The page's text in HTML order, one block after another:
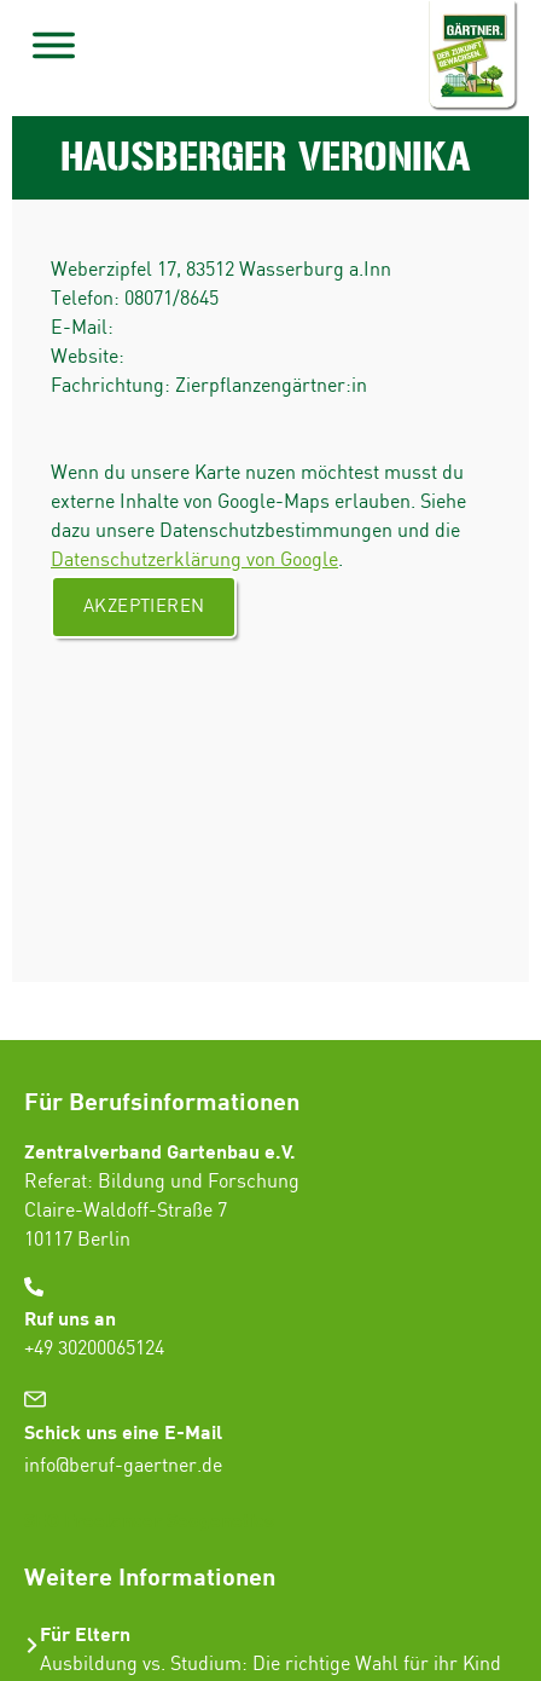
HAUSBERGER VERONIKA
Weberzipfel 17, 83512 Wasserburg a.Inn
Telefon: 08071/8645
E-Mail:
Website:
Fachrichtung: Zierpflanzengärtner:in
Wenn du unsere Karte nuzen möchtest musst du
externe Inhalte von Google-Maps erlauben. Siehe
dazu unsere Datenschutzbestimmungen und die
Datenschutzerklärung von Google.
AKZEPTIEREN
Für Berufsinformationen
Zentralverband Gartenbau e.V.
Referat: Bildung und Forschung
Claire-Waldoff-Straße 7
10117 Berlin
Ruf uns an
+49 30200065124
Schick uns eine E-Mail
info@beruf-gaertner.de
Weitere Informationen
Für Eltern
Ausbildung vs. Studium: Die richtige Wahl für ihr Kind